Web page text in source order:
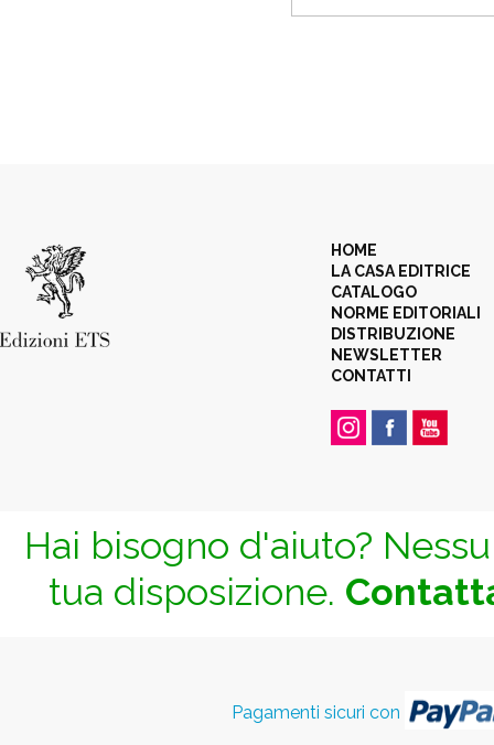
HOME
LA CASA EDITRICE
CATALOGO
NORME EDITORIALI
DISTRIBUZIONE
NEWSLETTER
CONTATTI
Hai bisogno d'aiuto?
tua disposizione.
Pagamenti sicuri con